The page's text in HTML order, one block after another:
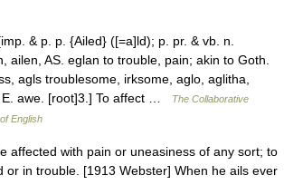
& p. p. {Ailed} ([=a]ld); p. pr. & vb. n.
ailen, AS. eglan to trouble, pain; akin to Goth.
agls troublesome, irksome, aglo, aglitha,
E. awe. [root]3.] To affect …
The Collaborative
English
affected with pain or uneasiness of any sort; to
or in trouble. [1913 Webster] When he ails ever